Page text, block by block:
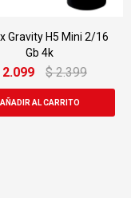
Gravity H5 Mini 2/16
Gb 4k
2.099 $ 2.399